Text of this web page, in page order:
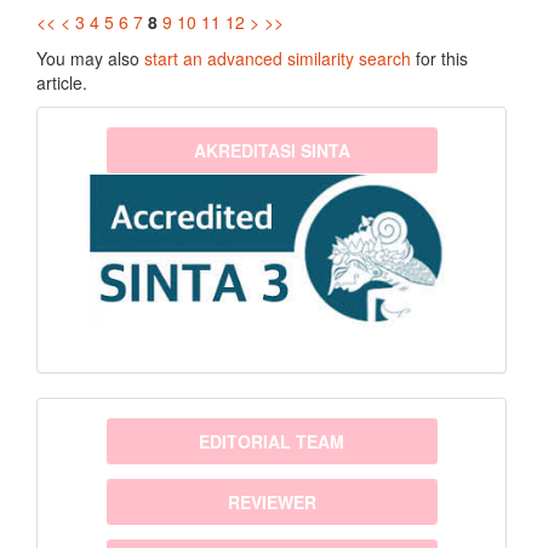
<< < 3 4 5 6 7 8 9 10 11 12 > >>
You may also start an advanced similarity search for this
article.
sinta3 AKREDITASI SINTA
menu EDITORIAL TEAM
REVIEWER